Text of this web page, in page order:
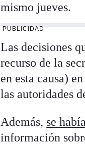
mismo jueves.
PUBLICIDAD
Las decisiones
recurso de la
en esta causa)
las autoridades
Además, se
información